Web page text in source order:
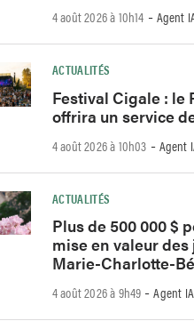
4 août 2026 à 10h14 -Agent
ACTUALITÉS
Festival Cigale : le
offrira un service
4 août 2026 à 10h03 -Agent
ACTUALITÉS
Plus de 500 000 $
mise en valeur
Marie-Charlotte-
4 août 2026 à 9h49 -Agent